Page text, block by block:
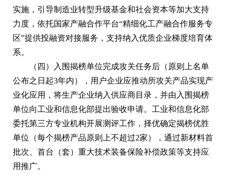
实施，引导制造业转型升级基金和社会资本等加大支持
力度，依托国家产融合作平台“精细化工产融合作服务专
区”提供投融资对接服务，支持纳入优质企业梯度培育体
系。
（四）入围揭榜单位完成攻关任务后（原则上名单
公布之日起3年内），用户企业应推动所攻关产品实现产
业化应用，将生产企业纳入供应商目录，并由入围揭榜
单位向工业和信息化部提出验收申请。工业和信息化部
委托第三方专业机构开展测评工作，择优确定揭榜优胜
单位（每个揭榜产品原则上不超过2家），通过新材料首
批次、首台（套）重大技术装备保险补偿政策等支持应
用推广。